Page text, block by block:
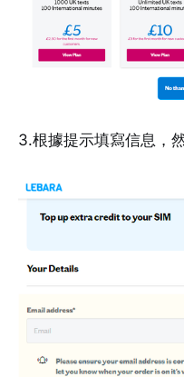
3.根據提示填寫信息，